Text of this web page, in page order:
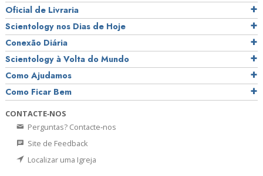
Oficial de Livraria
Scientology nos Dias de Hoje
Conexão Diária
Scientology à Volta do Mundo
Como Ajudamos
Como Ficar Bem
CONTACTE‑NOS
Perguntas? Contacte‑nos
Site de Feedback
Localizar uma Igreja